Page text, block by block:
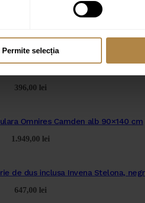
Permite selecția
396,00 lei
Omnires Camden alb 90×140 cm
1.949,00 lei
de dus inclusa Invena Stelona,
647,00 lei